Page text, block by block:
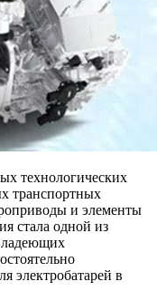
технологических
транспортных
и элементы
стала одной из
электробатарей в